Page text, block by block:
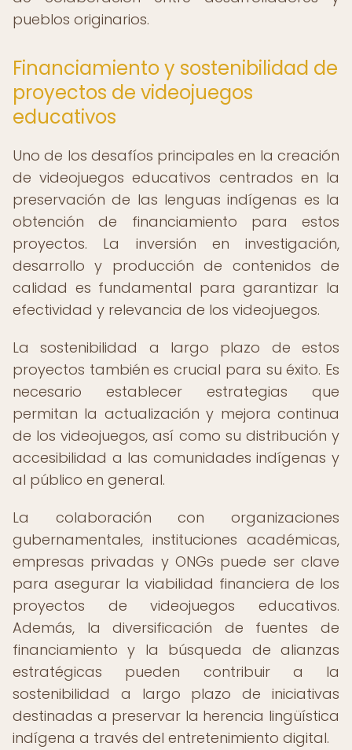
pueblos originarios.
Financiamiento y sostenibilidad de
proyectos de videojuegos
educativos
Uno de los desafíos principales en la creación
de videojuegos educativos centrados en la
preservación de las lenguas indígenas es la
obtención de financiamiento para estos
proyectos. La inversión en investigación,
desarrollo y producción de contenidos de
calidad es fundamental para garantizar la
efectividad y relevancia de los videojuegos.
La sostenibilidad a largo plazo de estos
proyectos también es crucial para su éxito. Es
necesario establecer estrategias que
permitan la actualización y mejora continua
de los videojuegos, así como su distribución y
accesibilidad a las comunidades indígenas y
al público en general.
La colaboración con organizaciones
gubernamentales, instituciones académicas,
empresas privadas y ONGs puede ser clave
para asegurar la viabilidad financiera de los
proyectos de videojuegos educativos.
Además, la diversificación de fuentes de
financiamiento y la búsqueda de alianzas
estratégicas pueden contribuir a la
sostenibilidad a largo plazo de iniciativas
destinadas a preservar la herencia lingüística
indígena a través del entretenimiento digital.